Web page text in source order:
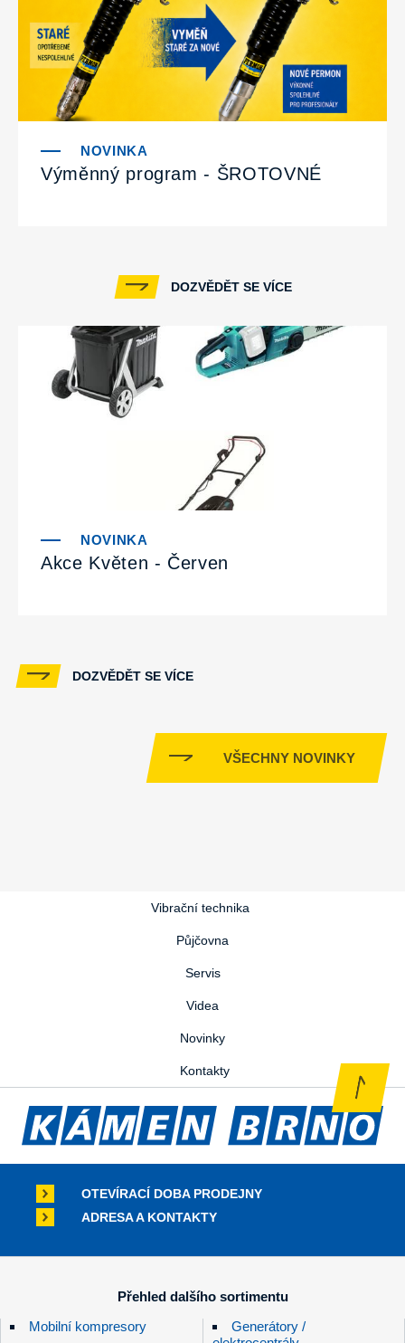
Výměnný program - ŠROTOVNÉ
DOZVĚDĚT SE VÍCE
Akce Květen - Červen
DOZVĚDĚT SE VÍCE
VŠECHNY NOVINKY
Vibrační technika
Půjčovna
Servis
Videa
Novinky
Kontakty
OTEVÍRACÍ DOBA PRODEJNY
ADRESA A KONTAKTY
Přehled dalšího sortimentu
Mobilní kompresory
Generátory /